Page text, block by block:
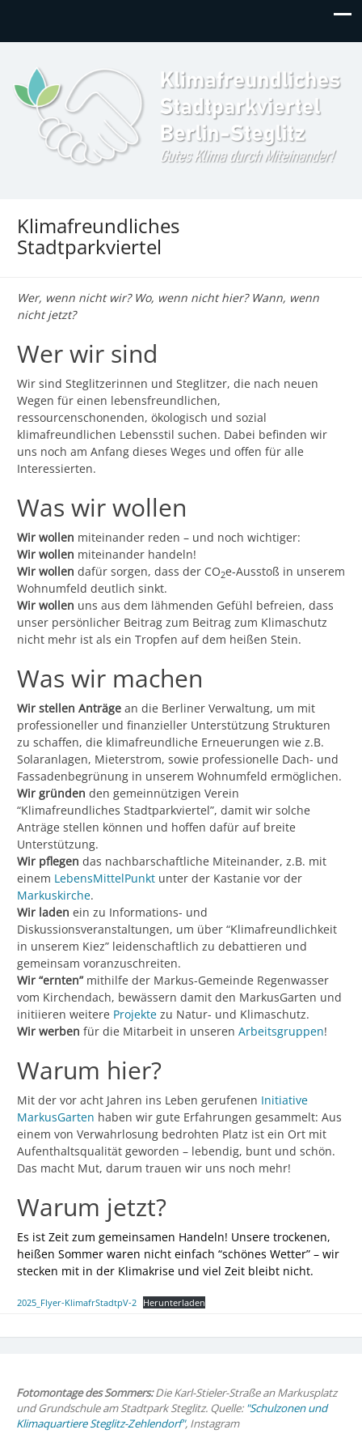
Klimafreundliches
Stadtparkviertel
Gutes Klima durch Miteinander in Berlin-Steglitz!
Klimafreundliches
Stadtparkviertel
Wer, wenn nicht wir? Wo, wenn nicht hier? Wann, wenn
nicht jetzt?
Wer wir sind
Wir sind Steglitzerinnen und Steglitzer, die nach neuen
Wegen für einen lebensfreundlichen,
ressourcenschonenden, ökologisch und sozial
klimafreundlichen Lebensstil suchen. Dabei befinden wir
uns noch am Anfang dieses Weges und offen für alle
Interessierten.
Was wir wollen
Wir wollen miteinander reden – und noch wichtiger:
Wir wollen miteinander handeln!
Wir wollen dafür sorgen, dass der CO2e-Ausstoß in unserem
Wohnumfeld deutlich sinkt.
Wir wollen uns aus dem lähmenden Gefühl befreien, dass
unser persönlicher Beitrag zum Beitrag zum Klimaschutz
nicht mehr ist als ein Tropfen auf dem heißen Stein.
Was wir machen
Wir stellen Anträge an die Berliner Verwaltung, um mit
professioneller und finanzieller Unterstützung Strukturen
zu schaffen, die klimafreundliche Erneuerungen wie z.B.
Solaranlagen, Mieterstrom, sowie professionelle Dach- und
Fassadenbegrünung in unserem Wohnumfeld ermöglichen.
Wir gründen den gemeinnützigen Verein
“Klimafreundliches Stadtparkviertel”, damit wir solche
Anträge stellen können und hoffen dafür auf breite
Unterstützung.
Wir pflegen das nachbarschaftliche Miteinander, z.B. mit
einem LebensMittelPunkt unter der Kastanie vor der
Markuskirche.
Wir laden ein zu Informations- und
Diskussionsveranstaltungen, um über “Klimafreundlichkeit
in unserem Kiez” leidenschaftlich zu debattieren und
gemeinsam voranzuschreiten.
Wir “ernten” mithilfe der Markus-Gemeinde Regenwasser
vom Kirchendach, bewässern damit den MarkusGarten und
initiieren weitere Projekte zu Natur- und Klimaschutz.
Wir werben für die Mitarbeit in unseren Arbeitsgruppen!
Warum hier?
Mit der vor acht Jahren ins Leben gerufenen Initiative
MarkusGarten haben wir gute Erfahrungen gesammelt: Aus
einem von Verwahrlosung bedrohten Platz ist ein Ort mit
Aufenthaltsqualität geworden – lebendig, bunt und schön.
Das macht Mut, darum trauen wir uns noch mehr!
Warum jetzt?
Es ist Zeit zum gemeinsamen Handeln! Unsere trockenen,
heißen Sommer waren nicht einfach “schönes Wetter” – wir
stecken mit in der Klimakrise und viel Zeit bleibt nicht.
2025_Flyer-KlimafrStadtpV-2 Herunterladen
Fotomontage des Sommers:Die Karl-Stieler-Straße an Markusplatz
und Grundschule am Stadtpark Steglitz. Quelle: "Schulzonen und
Klimaquartiere Steglitz-Zehlendorf", Instagram